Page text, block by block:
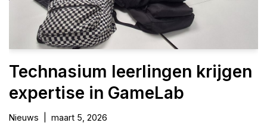
Technasium leerlingen krijgen
expertise in GameLab
Nieuws maart 5, 2026